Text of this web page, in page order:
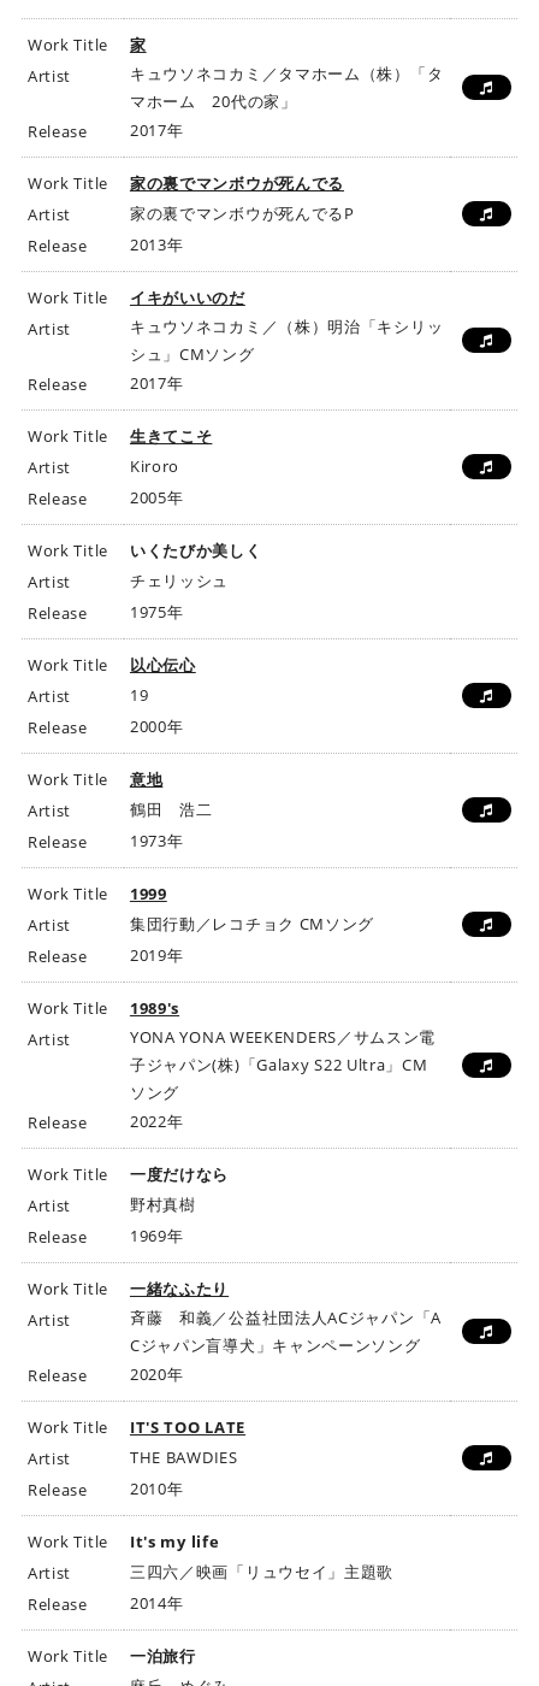
Work Title
家
Artist
キュウソネコカミ／タマホーム（株）「タ
マホーム 20代の家」
Release
2017年
Work Title
家の裏でマンボウが死んでる
Artist
家の裏でマンボウが死んでるP
Release
2013年
Work Title
イキがいいのだ
Artist
キュウソネコカミ／（株）明治「キシリッ
シュ」CMソング
Release
2017年
Work Title
生きてこそ
Artist
Kiroro
Release
2005年
Work Title
いくたびか美しく
Artist
チェリッシュ
Release
1975年
Work Title
以心伝心
Artist
19
Release
2000年
Work Title
意地
Artist
鶴田 浩二
Release
1973年
Work Title
1999
Artist
集団行動／レコチョク CMソング
Release
2019年
Work Title
1989's
Artist
YONA YONA WEEKENDERS／サムスン電
子ジャパン(株)「Galaxy S22 Ultra」CM
ソング
Release
2022年
Work Title
一度だけなら
Artist
野村真樹
Release
1969年
Work Title
一緒なふたり
Artist
斉藤 和義／公益社団法人ACジャパン「A
Cジャパン盲導犬」キャンペーンソング
Release
2020年
Work Title
IT'S TOO LATE
Artist
THE BAWDIES
Release
2010年
Work Title
It's my life
Artist
三四六／映画「リュウセイ」主題歌
Release
2014年
Work Title
一泊旅行